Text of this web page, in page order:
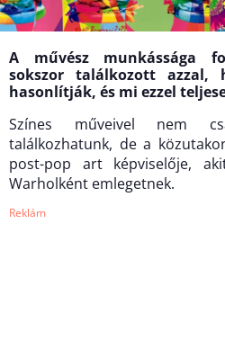
A művész munkássága
sokszor találkozott azzal,
hasonlítják, és mi ezzel
Színes műveivel nem
találkozhatunk, de a
post-pop art képviselője,
Warholként emlegetnek.
Reklám